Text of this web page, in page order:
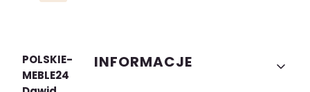
POLSKIE-
MEBLE24
Linki w stopce
INFORMACJE